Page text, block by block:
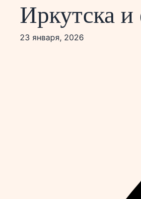
Иркутска и
23 января, 2026